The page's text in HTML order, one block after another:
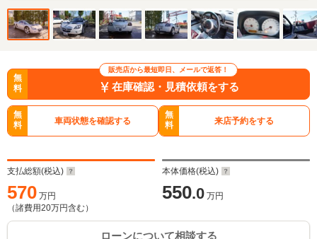
販売店から最短即日、メールで返答！
無
料
在庫確認・見積依頼をする
無
料
車両状態を確認する
無
料
来店予約をする
支払総額(税込)
570 万円
（諸費用20万円含む）
本体価格(税込)
550.0 万円
ローンについて相談する